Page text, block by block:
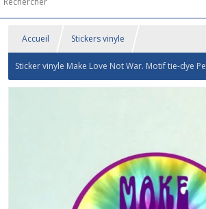
Accueil Stickers vinyle
Sticker vinyle Make Love Not War. Motif tie-dye